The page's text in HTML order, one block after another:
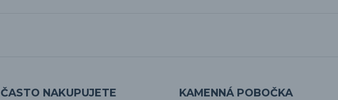
ČASTO NAKUPUJETE KAMENNÁ POBOČKA